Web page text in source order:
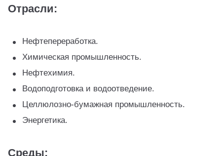
Отрасли:
Нефтепереработка.
Химическая промышленность.
Нефтехимия.
Водоподготовка и водоотведение.
Целлюлозно‑бумажная промышленность.
Энергетика.
Среды: